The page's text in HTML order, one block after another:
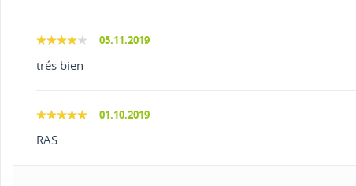
05.11.2019
trés bien
01.10.2019
RAS